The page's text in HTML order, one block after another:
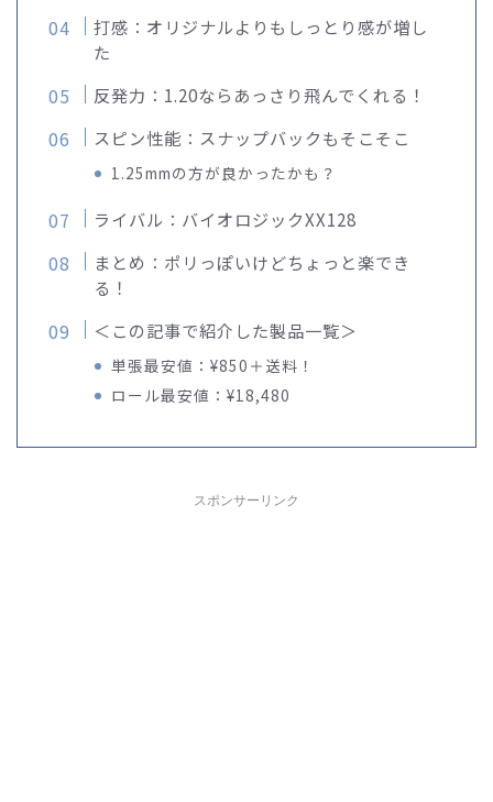
打感：オリジナルよりもしっとり感が増し
た
反発力：1.20ならあっさり飛んでくれる！
スピン性能：スナップバックもそこそこ
1.25mmの方が良かったかも？
ライバル：バイオロジックXX128
まとめ：ポリっぽいけどちょっと楽でき
る！
＜この記事で紹介した製品一覧＞
単張最安値：¥850＋送料！
ロール最安値：¥18,480
スポンサーリンク